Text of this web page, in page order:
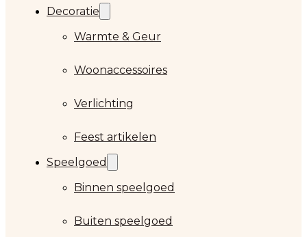
Decoratie
Warmte & Geur
Woonaccessoires
Verlichting
Feest artikelen
Speelgoed
Binnen speelgoed
Buiten speelgoed